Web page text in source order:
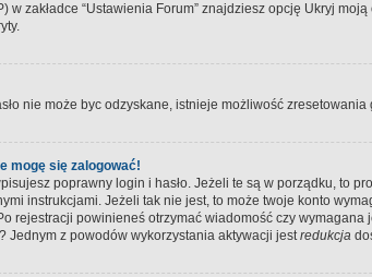
w zakładce “Ustawienia Forum” znajdziesz opcję Ukryj
nie może byc odzyskane, istnieje możliwość
mogę się zalogować!
poprawny login i hasło. Jeżeli te są w porządku, to
instrukcjami. Jeżeli tak nie jest, to może twoje konto
rejestracji powinieneś otrzymać wiadomość czy
Jednym z powodów wykorzystania aktywacji jestredukcja